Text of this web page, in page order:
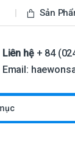
Sản
Liên hệ+ 84
Email: